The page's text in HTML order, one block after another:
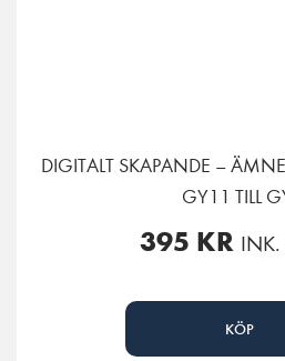
DIGITALT SKAPANDE – ÄMNESPLANSJÄMFÖRELSE
GY11 TILL
395 KR
KÖP